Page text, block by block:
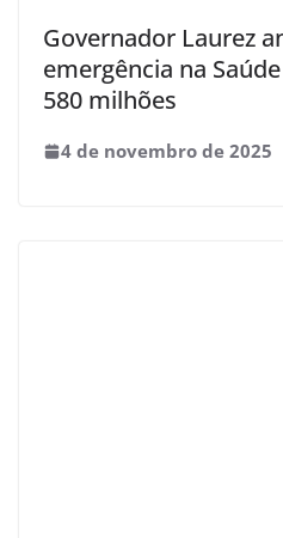
Governador Laurez
emergência na
580 milhões
4 de novembro de 2025